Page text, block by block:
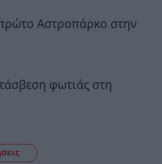
Αστροπάρκο στην
φωτιάς στη